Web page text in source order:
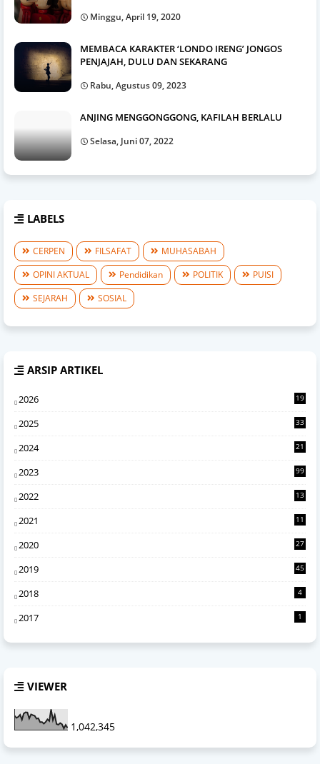
Minggu, April 19, 2020
MEMBACA KARAKTER ‘LONDO IRENG’ JONGOS
PENJAJAH, DULU DAN SEKARANG
Rabu, Agustus 09, 2023
ANJING MENGGONGGONG, KAFILAH BERLALU
Selasa, Juni 07, 2022
LABELS
CERPEN FILSAFAT
MUHASABAH
OPINI AKTUAL
Pendidikan POLITIK
PUISI
SEJARAH
SOSIAL
ARSIP ARTIKEL
2026
19
2025
33
2024
21
2023 99
2022
13
2021
11
2020
27
2019 45
2018 4
2017 1
VIEWER
1,042,345